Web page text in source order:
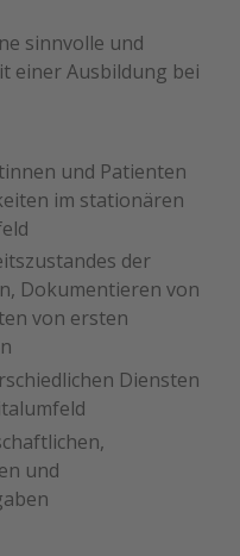
sinnvolle und
einer Ausbildung bei
und Patienten
im stationären
der
Dokumentieren von
von ersten
Diensten
und